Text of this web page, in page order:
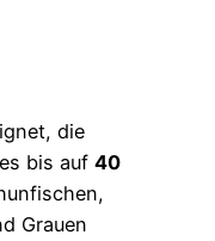
die
bis auf 40
Grauen